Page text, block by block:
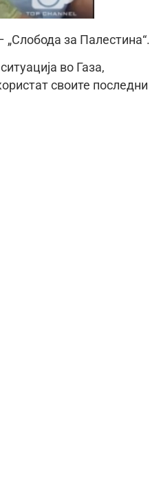
„Слобода за Палестина“.
во Газа,
своите последни